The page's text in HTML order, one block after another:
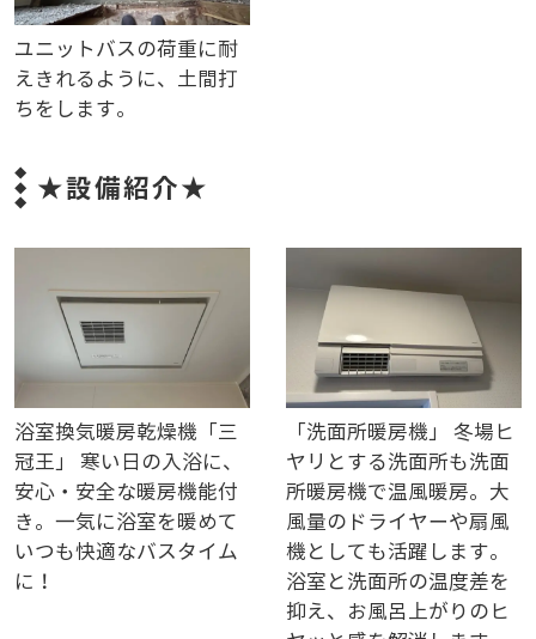
ユニットバスの荷重に耐
えきれるように、土間打
ちをします。
★設備紹介★
浴室換気暖房乾燥機「三
冠王」 寒い日の入浴に、
安心・安全な暖房機能付
き。一気に浴室を暖めて
いつも快適なバスタイム
に！
「洗面所暖房機」 冬場ヒ
ヤリとする洗面所も洗面
所暖房機で温風暖房。大
風量のドライヤーや扇風
機としても活躍します。
浴室と洗面所の温度差を
抑え、お風呂上がりのヒ